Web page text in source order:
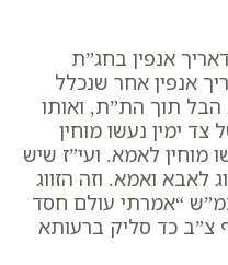
אנפין בחג”ת
אנפין אחר שנכלל
תוך הת”ת, ואותו
ימין נעשו מוחין
לאמא. ועי”ז שיש
לאבא ואמא. וזה הזווג
“אמרתי עולם חסד
צ”ב כד סליק ברעותא